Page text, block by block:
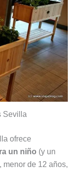
Sevilla
ofrece
un niño (y un
menor de 12 años,